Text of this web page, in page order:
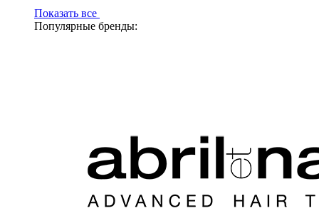
Показать все
Популярные бренды: